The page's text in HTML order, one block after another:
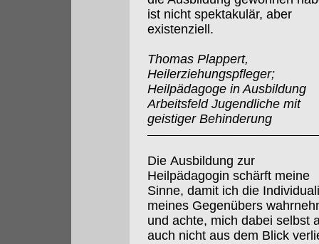
ist nicht spektakulär, aber
existenziell.
Thomas Plappert,
Heilerziehungspfleger;
Heilpädagoge in Ausbildung
Arbeitsfeld Jugendliche mit
geistiger Behinderung
Die Ausbildung zur
Heilpädagogin schärft meine
Sinne, damit ich die
meines Gegenübers
und achte, mich dabei selbst
auch nicht aus dem Blick